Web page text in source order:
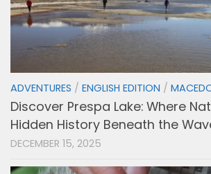
ADVENTURES / ENGLISH EDITION /
Discover Prespa Lake: Where
Hidden History Beneath the
DECEMBER 15, 2025